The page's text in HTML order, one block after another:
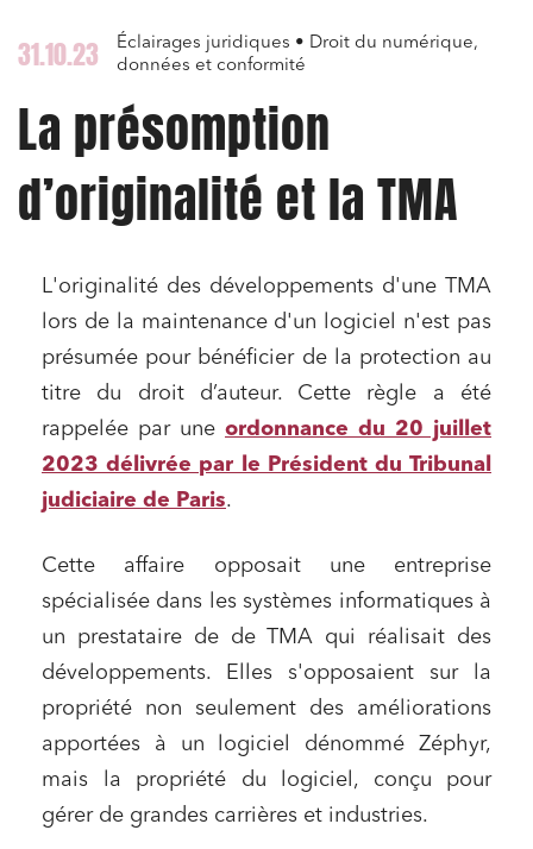
31.10.23
Éclairages juridiques • Droit du numérique,
données et conformité
La présomption
d’originalité et la TMA
L'originalité des développements d'une TMA
lors de la maintenance d'un logiciel n'est pas
présumée pour bénéficier de la protection au
titre du droit d’auteur. Cette règle a été
rappelée par une ordonnance du 20 juillet
2023 délivrée par le Président du Tribunal
judiciaire de Paris.
Cette affaire opposait une entreprise
spécialisée dans les systèmes informatiques à
un prestataire de de TMA qui réalisait des
développements. Elles s'opposaient sur la
propriété non seulement des améliorations
apportées à un logiciel dénommé Zéphyr,
mais la propriété du logiciel, conçu pour
gérer de grandes carrières et industries.